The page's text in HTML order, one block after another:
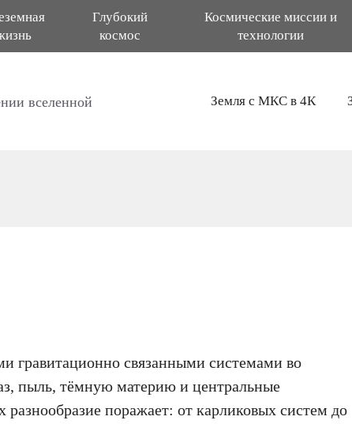
Глубокий
космос
Космические миссии и
технологии
вселенной
Земля с МКС в 4К
гравитационно связанными системами во
пыль, тёмную материю и центральные
поражает: от карликовых систем до